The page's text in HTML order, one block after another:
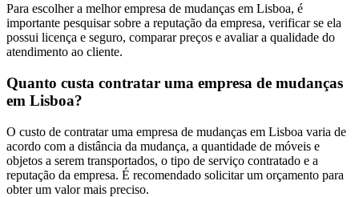
Para escolher a melhor empresa de mudanças em Lisboa, é
importante pesquisar sobre a reputação da empresa, verificar se ela
possui licença e seguro, comparar preços e avaliar a qualidade do
atendimento ao cliente.
Quanto custa contratar uma empresa de mudanças
em Lisboa?
O custo de contratar uma empresa de mudanças em Lisboa varia de
acordo com a distância da mudança, a quantidade de móveis e
objetos a serem transportados, o tipo de serviço contratado e a
reputação da empresa. É recomendado solicitar um orçamento para
obter um valor mais preciso.